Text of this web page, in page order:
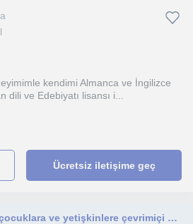
kendimi Almanca ve İngilizce
dili ve Edebiyatı lisansı i...
Ücretsiz iletişime geç
IELTS 8.0 seviyesinde, çocuklara ve yetişkinlere çevrimiçi özel İngilizce dersleri sunan, öğrenci odaklı ve sabırlı öğretmen.